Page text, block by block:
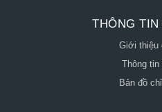
THÔNG
Giới thiệu
Thông
Bản đồ